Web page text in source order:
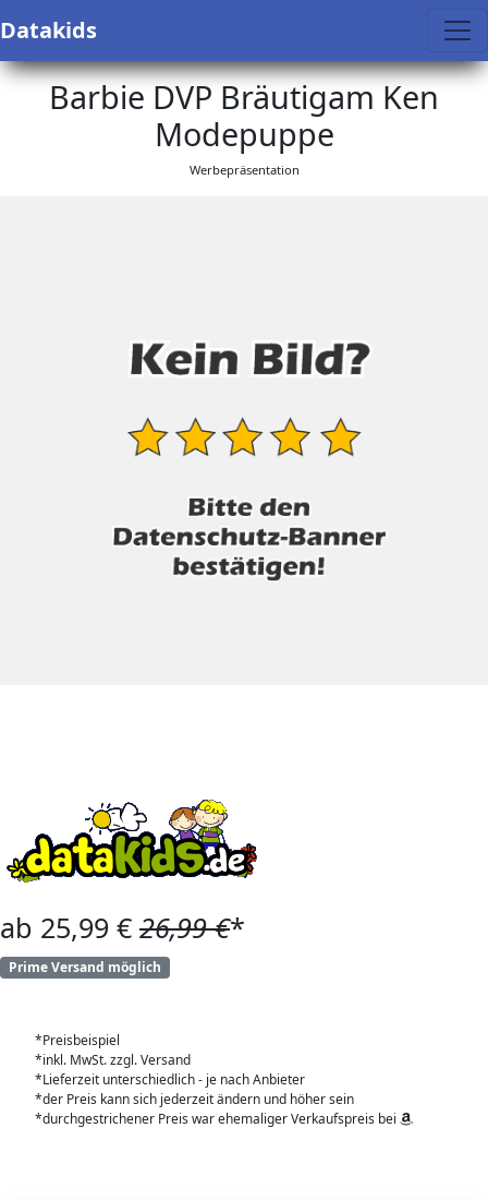
Datakids
Barbie DVP Bräutigam Ken
Modepuppe
Werbepräsentation
ab 25,99 € 26,99 €*
Prime Versand möglich
*Preisbeispiel
*inkl. MwSt. zzgl. Versand
*Lieferzeit unterschiedlich - je nach Anbieter
*der Preis kann sich jederzeit ändern und höher sein
*durchgestrichener Preis war ehemaliger Verkaufspreis bei